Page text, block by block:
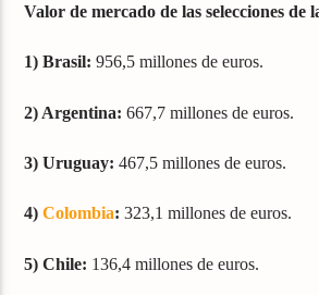
Valor de mercado de las selecciones de
1) Brasil: 956,5 millones de euros.
2) Argentina: 667,7 millones de euros.
3) Uruguay: 467,5 millones de euros.
4)Colombia: 323,1 millones de euros.
5) Chile: 136,4 millones de euros.